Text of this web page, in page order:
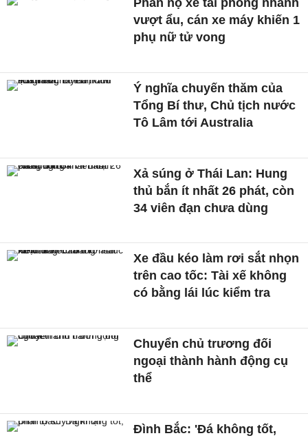
Phẫn nộ xe tải phóng nhanh
vượt ẩu, cán xe máy khiến 1
phụ nữ tử vong
Ý nghĩa chuyến thăm của
Tổng Bí thư, Chủ tịch nước
Tô Lâm tới Australia
Xả súng ở Thái Lan: Hung
thủ bắn ít nhất 26 phát, còn
34 viên đạn chưa dùng
Xe đầu kéo làm rơi sắt nhọn
trên cao tốc: Tài xế không
có bằng lái lúc kiểm tra
Chuyển chủ trương đối
ngoại thành hành động cụ
thể
Đình Bắc: 'Đá không tốt,